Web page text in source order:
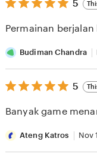
out
5
5
Permainan
Budiman Chandra
5
out
5
5
Banyak game
Ateng Katros Nov